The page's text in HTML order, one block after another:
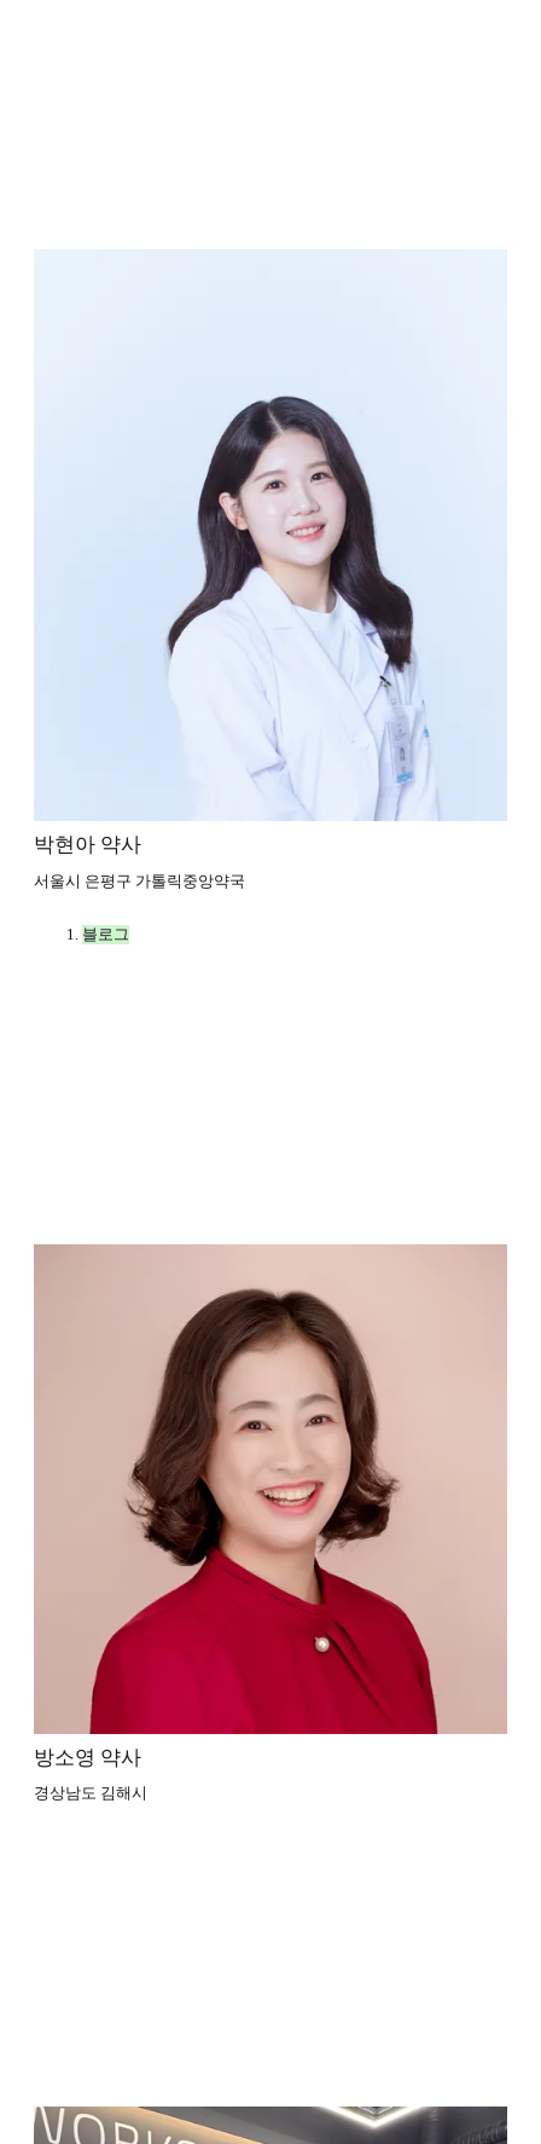
박현아 약사
서울시 은평구 가톨릭중앙약국
블로그
방소영 약사
경상남도 김해시